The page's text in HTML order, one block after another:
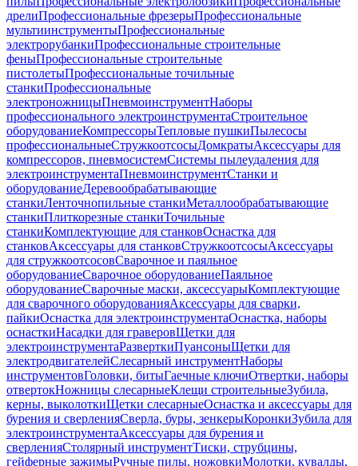
дрелиПрофессиональные фрезерыПрофессиональные
мультиинструментыПрофессиональные
электрорубанкиПрофессиональные строительные
феныПрофессиональные строительные
пистолетыПрофессиональные точильные
станкиПрофессиональные
электроножницыПневмоинструментНаборы
профессионального электроинструментаСтроительное
оборудованиеКомпрессорыТепловые пушкиПылесосы
профессиональныеСтружкоотсосыДомкратыАксессуары для
компрессоров, пневмосистемСистемы пылеудаления для
электроинструментаПневмоинструментСтанки и
оборудованиеДеревообрабатывающие
станкиЛенточнопильные станкиМеталлообрабатывающие
станкиПлиткорезные станкиТочильные
станкиКомплектующие для станковОснастка для
станковАксессуары для станковСтружкоотсосыАксессуары
для стружкоотсосовСварочное и паяльное
оборудованиеСварочное оборудованиеПаяльное
оборудованиеСварочные маски, аксессуарыКомплектующие
для сварочного оборудованияАксессуары для сварки,
пайкиОснастка для электроинструментаОснастка, наборы
оснасткиНасадки для граверовЩетки для
электроинструментаРазверткиПуансоныЩетки для
электродвигателейСлесарный инструментНаборы
инструментовГоловки, битыГаечные ключиОтвертки, наборы
отвертокНожницы слесарныеКлещи строительныеЗубила,
керны, выколоткиЩетки слесарныеОснастка и аксессуары для
бурения и сверленияСверла, буры, зенкерыКоронкиЗубила для
электроинструментаАксессуары для бурения и
сверленияСтолярный инструментТиски, струбцины,
гейферные зажимыРучные пилы, ножовкиМолотки, кувалды,